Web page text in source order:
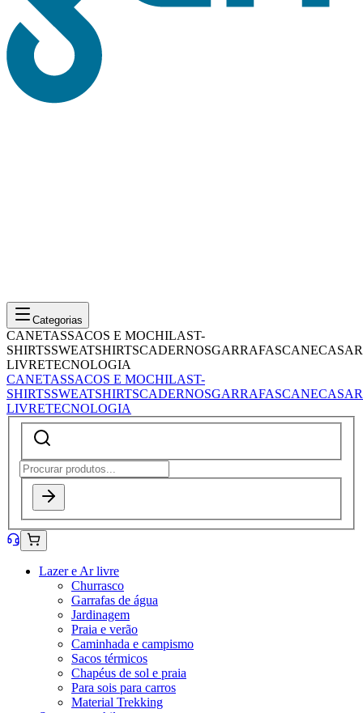
Categorias
CANETASSACOS E MOCHILAST-
SHIRTSSWEATSHIRTSCADERNOSGARRAFASCANECASAR
LIVRETECNOLOGIA
CANETASSACOS E MOCHILAST-
SHIRTSSWEATSHIRTSCADERNOSGARRAFASCANECASAR
LIVRETECNOLOGIA
Lazer e Ar livre
Churrasco
Garrafas de água
Jardinagem
Praia e verão
Caminhada e campismo
Sacos térmicos
Chapéus de sol e praia
Para sois para carros
Material Trekking